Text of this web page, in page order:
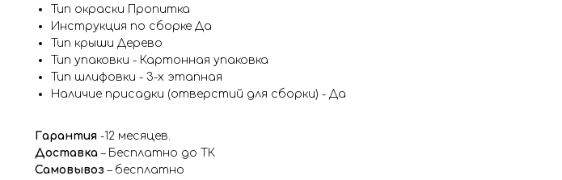
Тип окраски Пропитка
Инструкция по сборке Да
Тип крыши Дерево
Тип упаковки - Картонная упаковка
Тип шлифовки - 3-х этапная
Наличие присадки (отверстий для сборки) - Да
Гарантия -12 месяцев.
Доставка – Бесплатно до ТК
Самовывоз – бесплатно